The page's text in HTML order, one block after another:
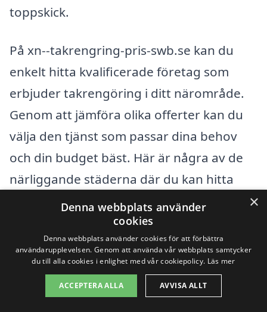
toppskick.
På xn--takrengring-pris-swb.se kan du
enkelt hitta kvalificerade företag som
erbjuder takrengöring i ditt närområde.
Genom att jämföra olika offerter kan du
välja den tjänst som passar dina behov
och din budget bäst. Här är några av de
närliggande städerna där du kan hitta
professionella takrengöringstjänster:
Sollefteå
Bjästa
Kramfors
×
Denna webbplats använder
cookies
Denna webbplats använder cookies för att förbättra
användarupplevelsen. Genom att använda vår webbplats samtycker
du till alla cookies i enlighet med vår cookiepolicy. Läs mer
ACCEPTERA ALLA AVVISA ALLT